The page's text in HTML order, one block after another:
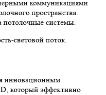
коммуникациями
пространства.
потолочные системы.
световой поток.
инновационным
который эффективно